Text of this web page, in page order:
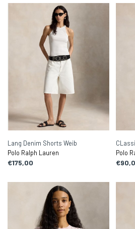
Lang Denim Shorts Weib
Polo Ralph Lauren
€175,00
Polo